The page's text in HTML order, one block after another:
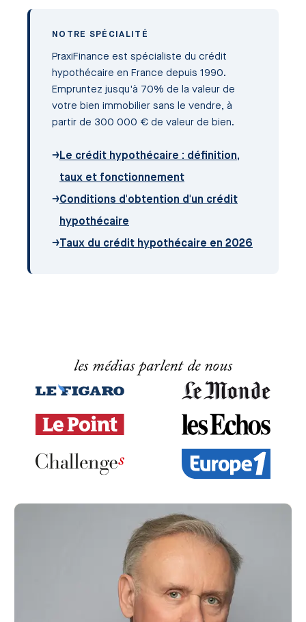
NOTRE SPÉCIALITÉ
PraxiFinance est spécialiste du crédit
hypothécaire en France depuis 1990.
Empruntez jusqu'à 70% de la valeur de
votre bien immobilier sans le vendre, à
partir de 300 000 € de valeur de bien.
→Le crédit hypothécaire : définition,
taux et fonctionnement
→Conditions d'obtention d'un crédit
hypothécaire
→Taux du crédit hypothécaire en 2026
les médias parlent de nous